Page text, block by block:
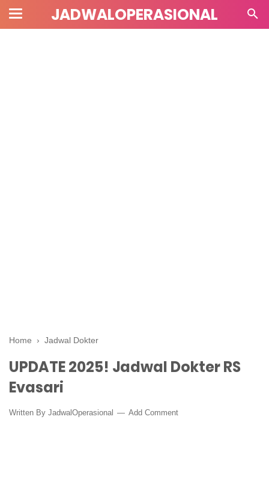
JADWALOPERASIONAL
Home › Jadwal Dokter
UPDATE 2025! Jadwal Dokter RS
Evasari
Written By JadwalOperasional Add Comment